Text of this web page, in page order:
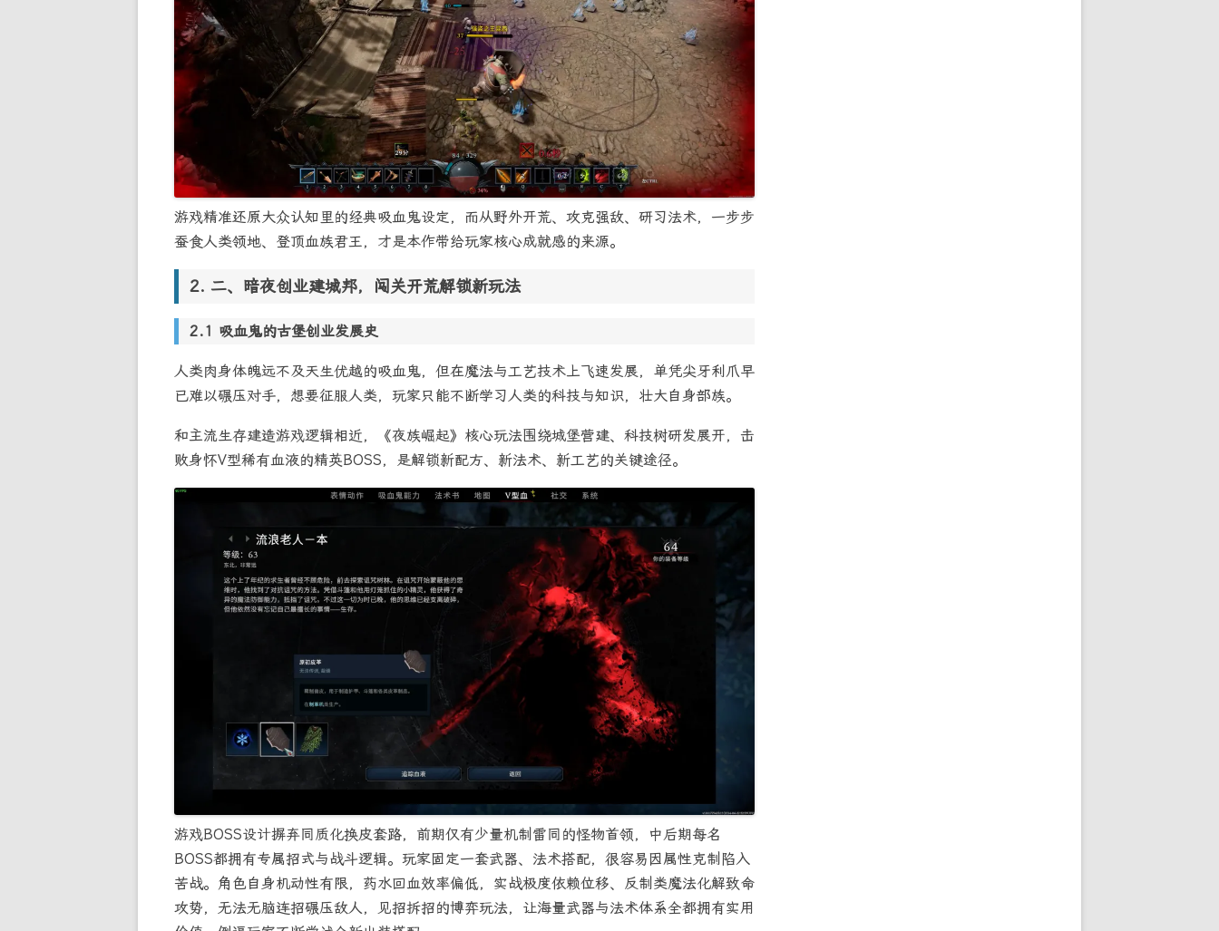
游戏精准还原大众认知里的经典吸血鬼设定，而从野外开荒、攻克强敌、研习法术，一步步
蚕食人类领地、登顶血族君王，才是本作带给玩家核心成就感的来源。
二、暗夜创业建城邦，闯关开荒解锁新玩法
吸血鬼的古堡创业发展史
人类肉身体魄远不及天生优越的吸血鬼，但在魔法与工艺技术上飞速发展，单凭尖牙利爪早
已难以碾压对手，想要征服人类，玩家只能不断学习人类的科技与知识，壮大自身部族。
和主流生存建造游戏逻辑相近，《夜族崛起》核心玩法围绕城堡营建、科技树研发展开，击
败身怀V型稀有血液的精英BOSS，是解锁新配方、新法术、新工艺的关键途径。
游戏BOSS设计摒弃同质化换皮套路，前期仅有少量机制雷同的怪物首领，中后期每名
BOSS都拥有专属招式与战斗逻辑。玩家固定一套武器、法术搭配，很容易因属性克制陷入
苦战。角色自身机动性有限，药水回血效率偏低，实战极度依赖位移、反制类魔法化解致命
攻势，无法无脑连招碾压敌人，见招拆招的博弈玩法，让海量武器与法术体系全都拥有实用